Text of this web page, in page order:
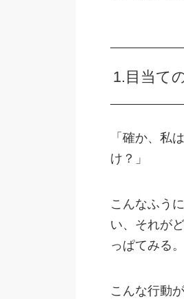
1.目当て
「確か、私
け？」
こんなふう
い、それが
っぱてみる。
こんな行動